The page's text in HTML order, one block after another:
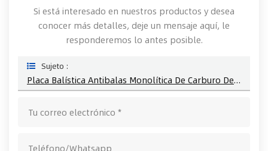
Si está interesado en nuestros productos y desea
conocer más detalles, deje un mensaje aquí, le
responderemos lo antes posible.
Sujeto :
Placa Balística Antibalas Monolítica De Carburo De Boro De Curva Múltiple Nijiv Sta De Prueba De Paso Obl